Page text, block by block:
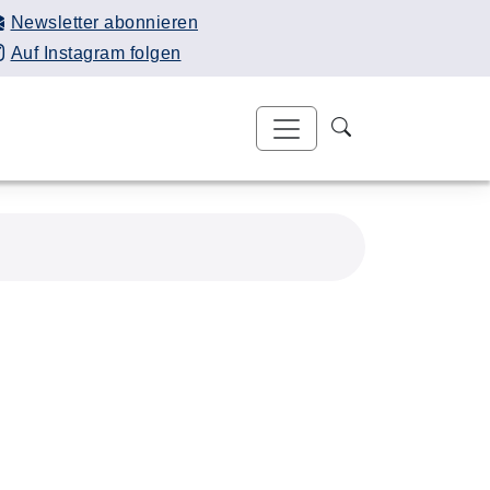
Newsletter abonnieren
Auf Instagram folgen